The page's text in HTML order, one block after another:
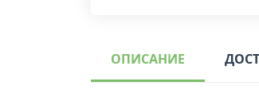
ОПИСАНИЕ